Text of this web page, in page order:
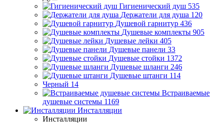
Гигиенический душ 535
Держатели для душа 120
Душевой гарнитур 436
Душевые комплекты 905
Душевые лейки 405
Душевые панели 33
Душевые стойки 1372
Душевые шланги 246
Душевые штанги 114
Черный 14
Встраиваемые
душевые системы 1169
Инсталляции
Инсталляции